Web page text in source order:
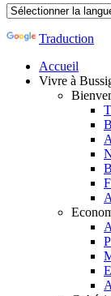
Traduction
Accueil
Vivre à